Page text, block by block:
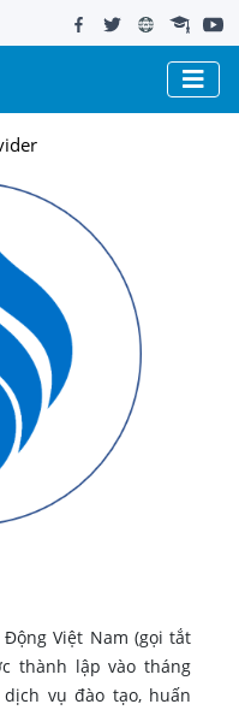
Động Việt Nam (gọi tắt
thành lập vào tháng
dịch vụ đào tạo, huấn